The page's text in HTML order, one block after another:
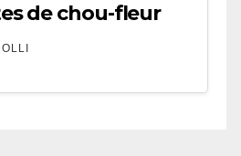
de chou-fleur
OLLI